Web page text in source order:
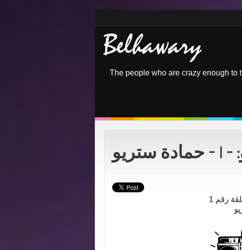
The people who are crazy enough to
رقم 1